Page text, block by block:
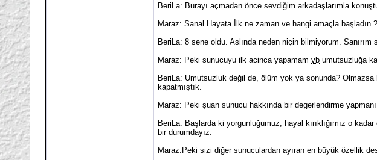
BeriLa: Burayı açmadan önce sevdiğim arkadaşlarımla
Maraz: Sanal Hayata İlk ne zaman ve hangi amaçla başladın ?
BeriLa: 8 sene oldu. Aslında neden niçin bilmiyorum. Sanırım
Maraz: Peki sunucuyu ilk acinca yapamam vb umutsuzluğa
BeriLa: Umutsuzluk değil de, ölüm yok ya sonunda? Olmazsa
kapatmıştık.
Maraz: Peki şuan sunucu hakkında bir degerlendirme
BeriLa: Başlarda ki yorgunluğumuz, hayal kırıklığımız o
bir durumdayız.
Maraz:Peki sizi diğer sunuculardan ayıran en büyük özellik